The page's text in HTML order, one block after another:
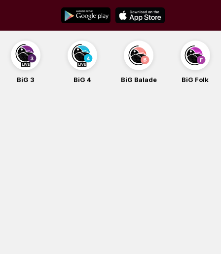
content
BiG 3 BiG 4 BiG Balade BiG Folk